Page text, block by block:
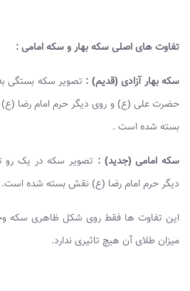
تفاوت های اصلی سکه بهار و سکه امامی :
سکه بهار آزادی (قدیم) : تصویر سکه بستگی
حضرت علی (ع) و روی دیگر حرم امام رضا
بسته شده است .
سکه امامی (جدید) : تصویر سکه در یک رو
دیگر حرم امام رضا (ع) نقش بسته شده است.
این تفاوت ها فقط روی شکل ظاهری سکه
میزان طلای آن هیچ تاثیری ندارد.